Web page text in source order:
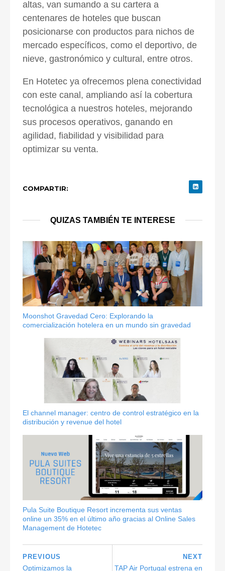
altas, van sumando a su cartera a
centenares de hoteles que buscan
posicionarse con productos para nichos de
mercado específicos, como el deportivo, de
nieve, gastronómico y cultural, entre otros.
En Hotetec ya ofrecemos plena conectividad
con este canal , ampliando así la cobertura
tecnológica a nuestros hoteles, mejorando
sus procesos operativos, ganando en
agilidad, fiabilidad y visibilidad para
optimizar su venta.
COMPARTIR:
QUIZAS TAMBIÉN TE INTERESE
Moonshot Gravedad Cero: Explorando la
comercialización hotelera en un mundo sin gravedad
El channel manager: centro de control estratégico en la
distribución y revenue del hotel
Pula Suite Boutique Resort incrementa sus ventas
online un 35% en el último año gracias al Online Sales
Management de Hotetec
NEXT
TAP Air Portugal estrena en
PREVIOUS
Optimizamos la